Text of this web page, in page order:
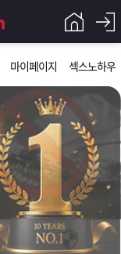
마이페이지 섹스노하우
입금확인이 안되는 상황을 대비해 꼭 입금후 고객센터 연락바랍니다.